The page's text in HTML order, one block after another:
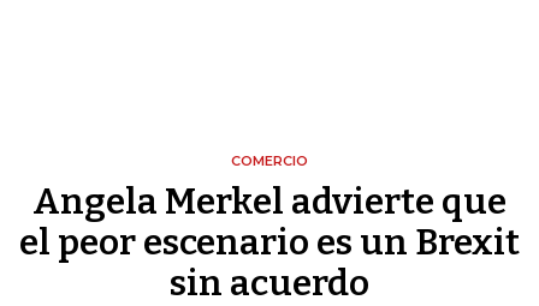
COMERCIO
Angela Merkel advierte que
el peor escenario es un Brexit
sin acuerdo